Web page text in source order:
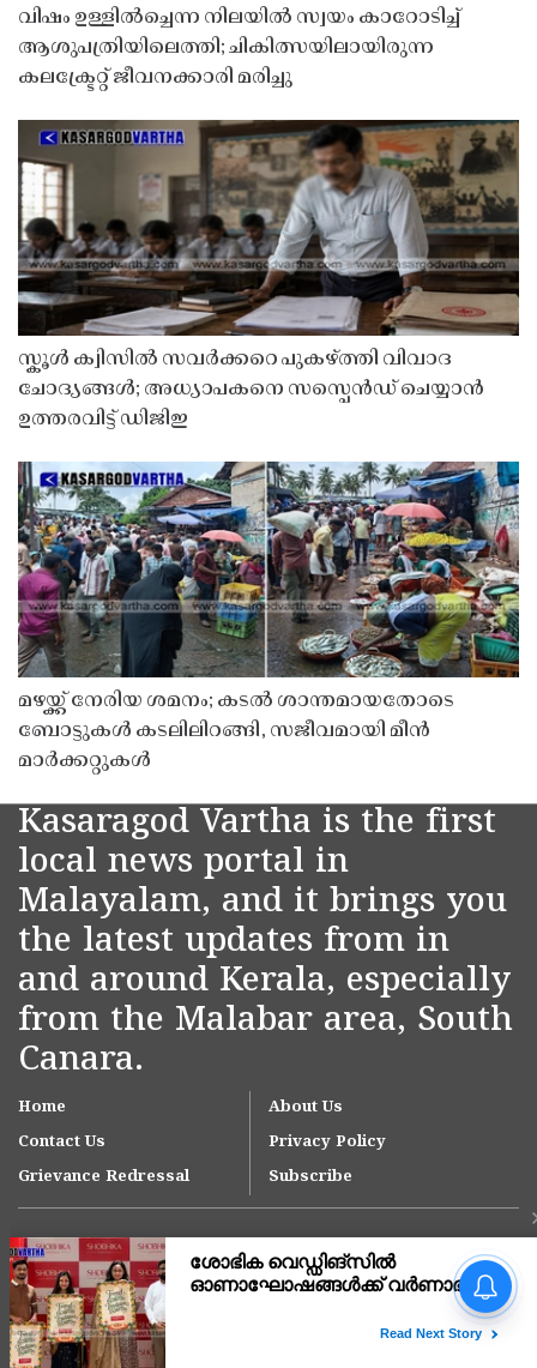
വിഷം ഉള്ളിൽച്ചെന്ന നിലയിൽ സ്വയം കാറോടിച്ച്
ആശുപത്രിയിലെത്തി; ചികിത്സയിലായിരുന്ന
കലക്ട്രേറ്റ് ജീവനക്കാരി മരിച്ചു
സ്കൂൾ ക്വിസിൽ സവർക്കറെ പുകഴ്ത്തി വിവാദ
ചോദ്യങ്ങൾ; അധ്യാപകനെ സസ്പെൻഡ് ചെയ്യാൻ
ഉത്തരവിട്ട് ഡിജിഇ
മഴയ്ക്ക് നേരിയ ശമനം; കടൽ ശാന്തമായതോടെ
ബോട്ടുകൾ കടലിലിറങ്ങി, സജീവമായി മീൻ
മാർക്കറ്റുകൾ
Kasaragod Vartha is the first
local news portal in
Malayalam, and it brings you
the latest updates from in
and around Kerala, especially
from the Malabar area, South
Canara.
Home
About Us
Contact Us
Privacy Policy
Grievance Redressal
Subscribe
Copyright © 2007-
വിദേശത്തുനിന്ന്
കൊടുത്തയച്ച സ്വർണം
കാസർകോട്ട് യുവാവിനും